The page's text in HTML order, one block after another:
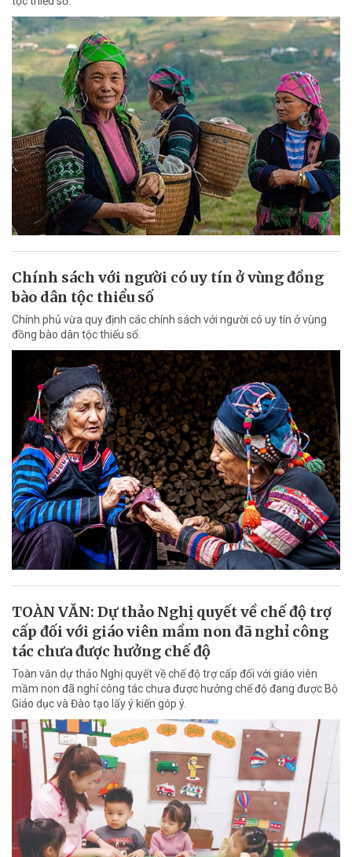
Chính sách với người có uy tín ở vùng đồng
bào dân tộc thiểu số
Chính phủ vừa quy định các chính sách với người có uy tín ở vùng
đồng bào dân tộc thiểu số.
TOÀN VĂN: Dự thảo Nghị quyết về chế độ trợ
cấp đối với giáo viên mầm non đã nghỉ công
tác chưa được hưởng chế độ
Toàn văn dự thảo Nghị quyết về chế độ trợ cấp đối với giáo viên
mầm non đã nghỉ công tác chưa được hưởng chế độ đang được Bộ
Giáo dục và Đào tạo lấy ý kiến góp ý.